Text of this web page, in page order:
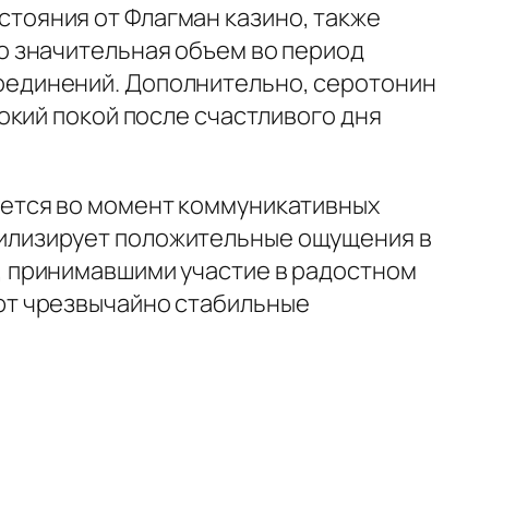
от Флагман казино, также
значительная объем во период
Дополнительно, серотонин
покой после счастливого дня
во момент коммуникативных
положительные ощущения в
участие в радостном
чрезвычайно стабильные